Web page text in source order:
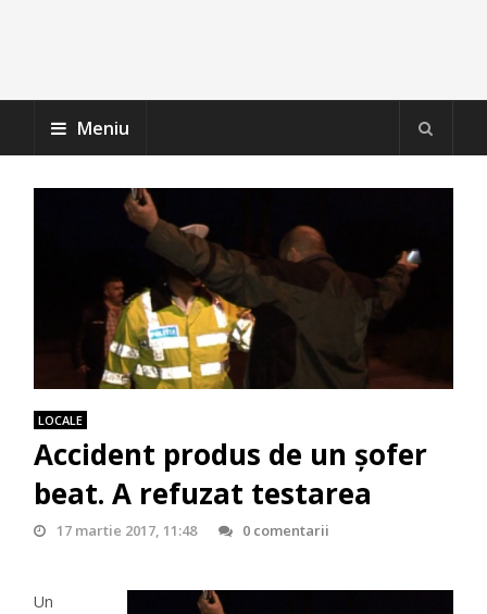
Meniu
LOCALE
Accident produs de un șofer
beat. A refuzat testarea
17 martie 2017, 11:48 0 comentarii
Un